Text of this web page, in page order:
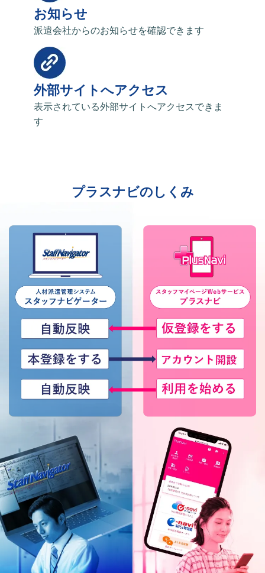
お知らせ
派遣会社からのお知らせを確認できます
外部サイトへアクセス
表示されている外部サイトへアクセスできま
す
プラスナビのしくみ